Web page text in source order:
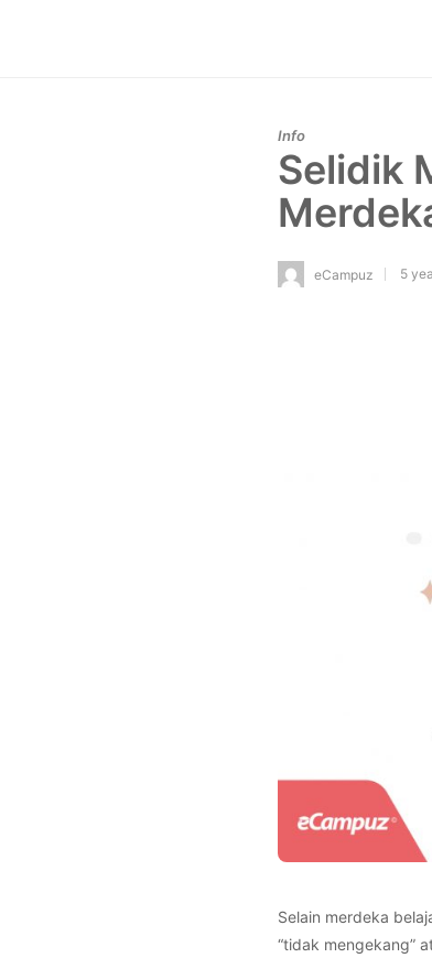
Info
Selidik
eCampuz 5
Selain merdeka
“tidak mengekang”